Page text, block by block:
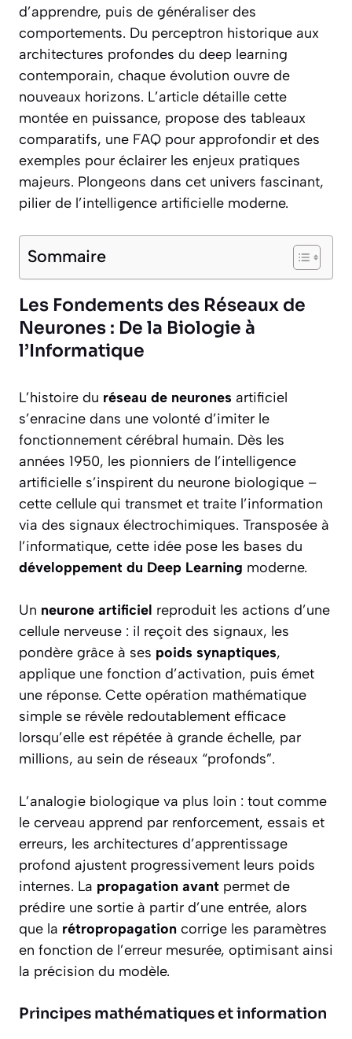
d’apprendre, puis de généraliser des
comportements. Du perceptron historique aux
architectures profondes du deep learning
contemporain, chaque évolution ouvre de
nouveaux horizons. L’article détaille cette
montée en puissance, propose des tableaux
comparatifs, une FAQ pour approfondir et des
exemples pour éclairer les enjeux pratiques
majeurs. Plongeons dans cet univers fascinant,
pilier de l’intelligence artificielle moderne.
Sommaire
Les Fondements des Réseaux de
Neurones : De la Biologie à
l’Informatique
L’histoire du réseau de neurones artificiel
s’enracine dans une volonté d’imiter le
fonctionnement cérébral humain. Dès les
années 1950, les pionniers de l’intelligence
artificielle s’inspirent du neurone biologique –
cette cellule qui transmet et traite l’information
via des signaux électrochimiques. Transposée à
l’informatique, cette idée pose les bases du
développement du Deep Learning moderne.
Un neurone artificiel reproduit les actions d’une
cellule nerveuse : il reçoit des signaux, les
pondère grâce à ses poids synaptiques,
applique une fonction d’activation, puis émet
une réponse. Cette opération mathématique
simple se révèle redoutablement efficace
lorsqu’elle est répétée à grande échelle, par
millions, au sein de réseaux “profonds”.
L’analogie biologique va plus loin : tout comme
le cerveau apprend par renforcement, essais et
erreurs, les architectures d’apprentissage
profond ajustent progressivement leurs poids
internes. La propagation avant permet de
prédire une sortie à partir d’une entrée, alors
que la rétropropagation corrige les paramètres
en fonction de l’erreur mesurée, optimisant ainsi
la précision du modèle.
Principes mathématiques et information